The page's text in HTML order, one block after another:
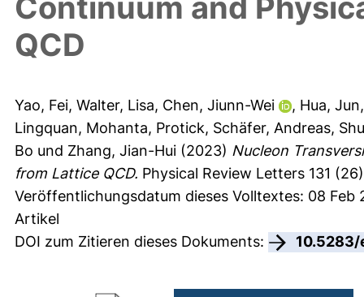
QCD
Yao, Fei, Walter, Lisa, Chen, Jiunn-Wei , Hua, Jun
Lingquan, Mohanta, Protick, Schäfer, Andreas,
Bo und Zhang, Jian-Hui (2023) Nucleon
from Lattice QCD. Physical Review Letters 131
Veröffentlichungsdatum dieses Volltextes: 08 Feb
Artikel
DOI zum Zitieren dieses Dokuments: